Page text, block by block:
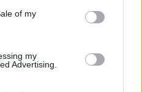
of my
my
Advertising.
2 év napon belüli